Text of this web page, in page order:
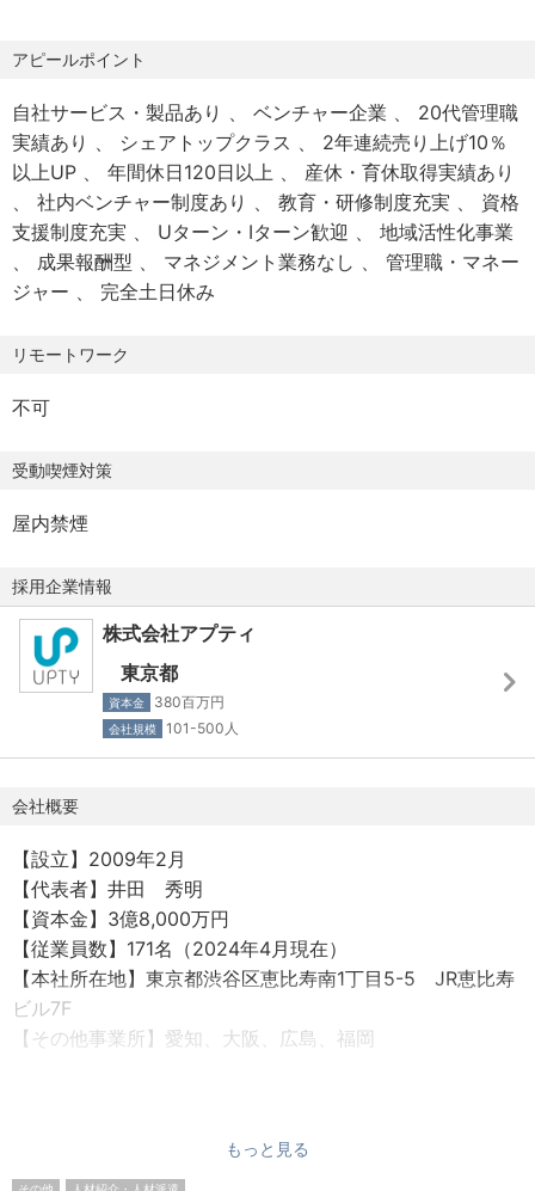
・登録ワーカー（整備士など）との面談・案件紹介
・登録ワーカーへのフォロー
・顧客のリピート提案・長期関係構築 など
担当業界・職種が明確だからこそ、1件1件に深く入り込め
ます。
ストックビジネスに近く、長期的な関係構築が可能です。
か？）
チャンスが多数
∟「協業企業多数」各プロジェクトリーダーを募集中！
りません！
∟「月一コンペ開催」希望者がいれば新規プロジェクト
の発表会を実施！
通過者はそのままプロジェクトリーダーとして新規
事業を立ち上げ
◎業績が右肩上がりなので年収UPも可能！頑張りを報酬で
∟年収例：前職 年収500万円 → 入社2年で年収630万円
(一般職)
∟ 前職 年収400万円 → 入社5年で年収750万円
(部署異動・リーダー抜擢)
∟年2回の給与改定で売り上げ実績をダイレクトに給与に
反映
◎「世の中にない」新たなデファクトスタンダードの創出
をする意義ある仕事
0→1を創ったり、1→100にしたり
・長期休暇（5連休以上の長期休暇も取得可能！）
【保険制度】
・健康保険
・厚生年金
・雇用保険
・労災保険
【諸手当】
・出張⼿当
・資格⼿当（毎⽉の給与に加算）
・住宅⼿当
――充実した⼿当も働く安⼼に繋がっています！
▼還元制度も充実
・MVP表彰制度
・社内懇親会補助制度
・成績優秀者⾷事会
・100円ランチ
・サプライズおやつ
・健康診断・インフルエンザ予防接種
・服装自由（顧客先訪問時・お客様来社時はスーツ）
・デュアルディスプレイ
・スタンディングデスク
・携帯電話・ノートパソコン支給
・保養施設
・斜に構えている人
・シニカルな人
∟皮肉な態度をとる
∟冷笑的
∟他者を見下す
∟批判的
アピールポイント
自社サービス・製品あり ベンチャー企業
20代管理職
実績あり
シェアトップクラス
2年連続売り上げ10％
以上UP
年間休日120日以上
産休・育休取得実績あり
社内ベンチャー制度あり
教育・研修制度充実
資格
支援制度充実
Uターン・Iターン歓迎
地域活性化事業
成果報酬型
マネジメント業務なし
管理職・マネー
ジャー
完全土日休み
リモートワーク
不可
受動喫煙対策
屋内禁煙
採用企業情報
株式会社アプティ
東京都
資本金 380百万円
会社規模 101-500人
会社概要
【設立】2009年2月
【代表者】井田 秀明
【資本金】3億8,000万円
【従業員数】171名（2024年4月現在）
【本社所在地】東京都渋谷区恵比寿南1丁目5-5 JR恵比寿
ビル7F
【その他事業所】愛知、大阪、広島、福岡
イト、人材紹介、人材派遣）もっと見る